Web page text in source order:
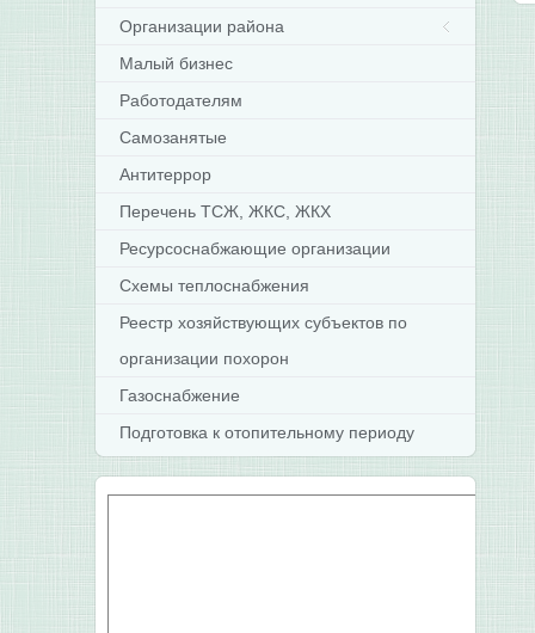
Организации района
Малый бизнес
Работодателям
Самозанятые
Антитеррор
Перечень ТСЖ, ЖКС, ЖКХ
Ресурсоснабжающие организации
Схемы теплоснабжения
Реестр хозяйствующих субъектов по
организации похорон
Газоснабжение
Подготовка к отопительному периоду